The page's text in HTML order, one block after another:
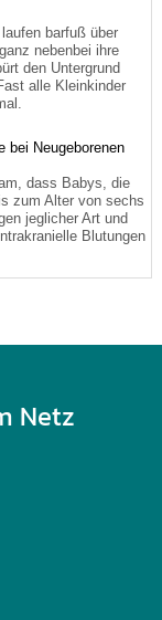
barfuß über
nebenbei ihre
den Untergrund
alle Kleinkinder
bei Neugeborenen
dass Babys, die
zum Alter von sechs
jeglicher Art und
Blutungen
Netz